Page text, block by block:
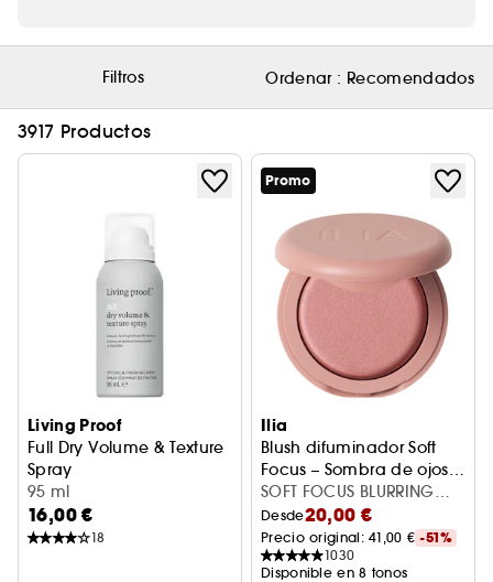
Filtros Ordenar : Recomendados
3917 Productos
Living Proof
Full Dry Volume & Texture
Spray
Spray cabello - Tamaño de viaje
95 ml
16,00 €
18
Promo
Ilia
Blush difuminador Soft
Focus – Sombra de ojos
en polvo sin talco
SOFT FOCUS BLURRING
BLUSH CLOSER
Desde20,00 €
Precio original: 41,00 € -51%
1030
Disponible en 8 tonos